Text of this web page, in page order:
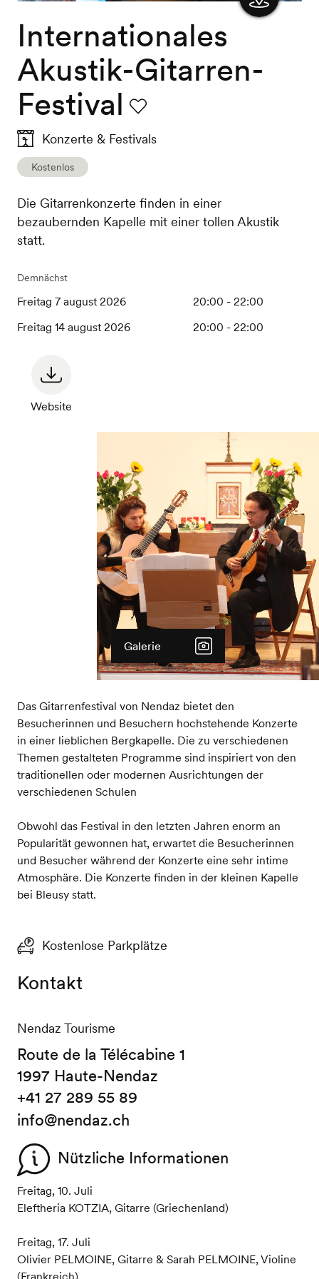
Internationales
Akustik-Gitarren-
Festival
Konzerte & Festivals
Kostenlos
Die Gitarrenkonzerte finden in einer
bezaubernden Kapelle mit einer tollen Akustik
statt.
Demnächst
Freitag 7 august 2026
20:00 - 22:00
Freitag 14 august 2026
20:00 - 22:00
Website
Galerie
Das Gitarrenfestival von Nendaz bietet den
Besucherinnen und Besuchern hochstehende Konzerte
in einer lieblichen Bergkapelle. Die zu verschiedenen
Themen gestalteten Programme sind inspiriert von den
traditionellen oder modernen Ausrichtungen der
verschiedenen Schulen
Obwohl das Festival in den letzten Jahren enorm an
Popularität gewonnen hat, erwartet die Besucherinnen
und Besucher während der Konzerte eine sehr intime
Atmosphäre. Die Konzerte finden in der kleinen Kapelle
bei Bleusy statt.
Kostenlose Parkplätze
Kontakt
Nendaz Tourisme
Route de la Télécabine 1
1997 Haute-Nendaz
+41 27 289 55 89
info@nendaz.ch
Nützliche Informationen
Freitag, 10. Juli
Eleftheria KOTZIA, Gitarre (Griechenland)
Freitag, 17. Juli
Olivier PELMOINE, Gitarre & Sarah PELMOINE, Violine
(Frankreich)